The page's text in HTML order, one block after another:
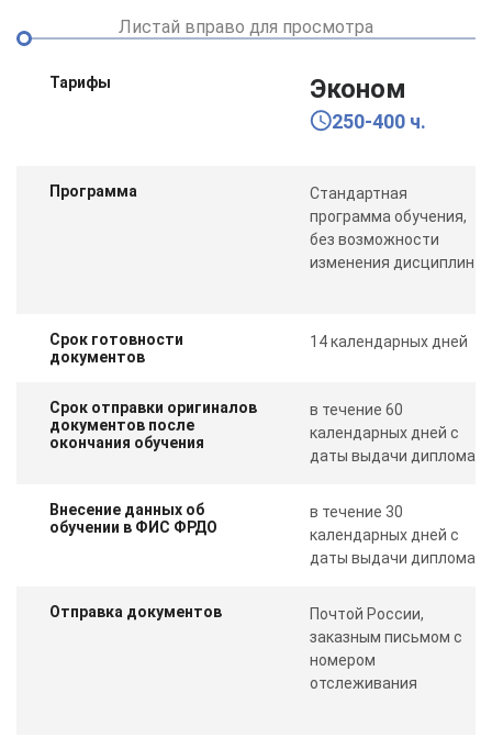
Листай вправо для просмотра
Тарифы Эконом
250-400 ч.
Программа
Стандартная
программа обучения,
без возможности
изменения дисциплин
Срок готовности
документов
14 календарных дней
Срок отправки оригиналов
документов после
окончания обучения
в течение 60
календарных дней с
даты выдачи диплома
Внесение данных об
обучении в ФИС ФРДО
в течение 30
календарных дней с
даты выдачи диплома
Отправка документов
Почтой России,
заказным письмом с
номером
отслеживания